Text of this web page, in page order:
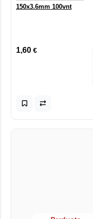
150x3.6mm 100vnt
1,60 €